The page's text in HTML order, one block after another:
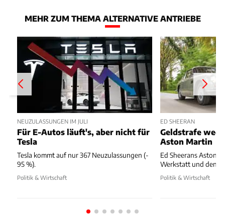
MEHR ZUM THEMA ALTERNATIVE ANTRIEBE
NEUZULASSUNGEN IM JULI
Für E-Autos läuft's, aber nicht für
Tesla
Tesla kommt auf nur 367 Neuzulassungen (-
95 %).
Politik & Wirtschaft
ED SHEERAN
Geldstrafe
Aston Martin
Ed Sheerans Aston
Werkstatt und
Politik & Wirtschaft